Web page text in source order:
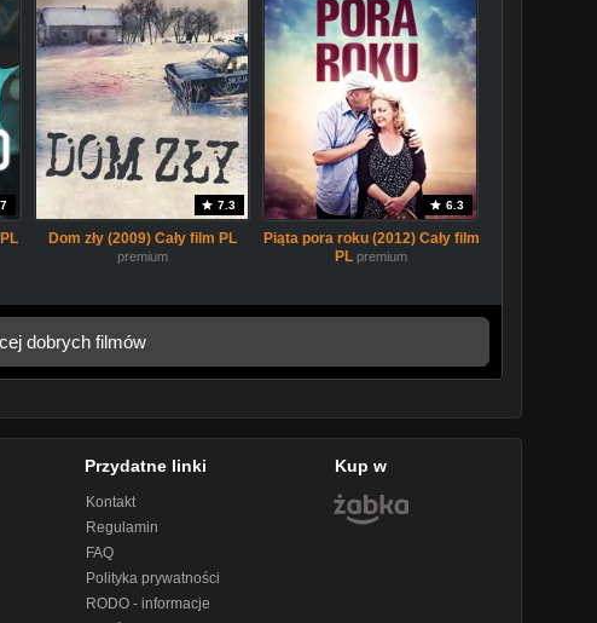
7.3
Dom zły (2009) Cały film PL
premium
6.3
Piąta pora roku (2012) Cały film
PL premium
dobrych filmów
Przydatne linki
Kontakt
Regulamin
FAQ
Polityka prywatności
RODO - informacje
Kup w